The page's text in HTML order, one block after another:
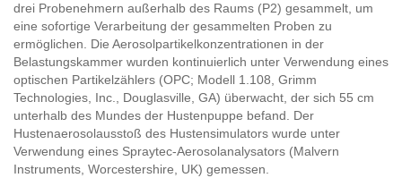
drei Probenehmern außerhalb des Raums (P2) gesammelt, um
eine sofortige Verarbeitung der gesammelten Proben zu
ermöglichen. Die Aerosolpartikelkonzentrationen in der
Belastungskammer wurden kontinuierlich unter Verwendung eines
optischen Partikelzählers (OPC; Modell 1.108, Grimm
Technologies, Inc., Douglasville, GA) überwacht, der sich 55 cm
unterhalb des Mundes der Hustenpuppe befand. Der
Hustenaerosolausstoß des Hustensimulators wurde unter
Verwendung eines Spraytec-Aerosolanalysators (Malvern
Instruments, Worcestershire, UK) gemessen.